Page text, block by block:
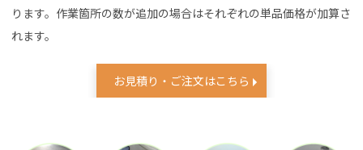
ります。作業箇所の数が追加の場合はそれぞれの単品価格が加算さ
れます。
お見積り・ご注文はこちら